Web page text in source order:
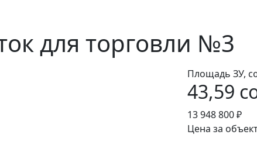
для торговли №3
Площадь ЗУ,
43,59
13 948 800 ₽
Цена за